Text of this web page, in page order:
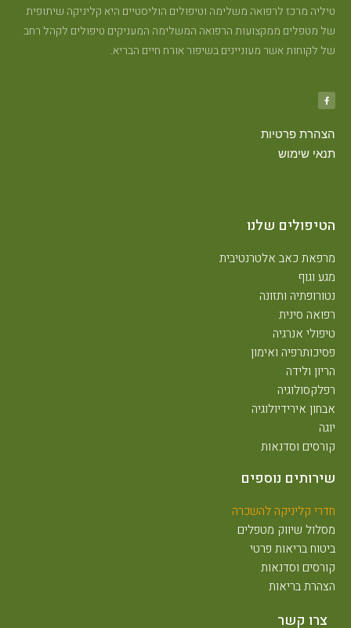
טיליה מרכז לרפואה משלימה וטיפולים הוליסטיים היא קליניקה שיתופית
של מטפלים ממקצועות הרפואה המשלימה המעניקים טיפולים לקהל רחב
של לקוחות אשר מעוניינים בשיפור אורח חיים הבריא.
הצהרת פרטיות
תנאי שימוש
הטיפולים שלנו
מרפאת כאב אלטרנטיבית
מגע וגוף
נטורופתיה ותזונה
רפואה סינית
טיפולי אנרגיה
פסיכותרפיה ואימון
הריון ולידה
רפלקסולוגיה
אבחון אירידיולוגיה
יוגה
קורסים וסדנאות
שירותים נוספים
חדרי קליניקה להשכרה
מסלול שיווק מטפלים
ביטוח בריאות פרטי
קורסים וסדנאות
הצהרת בריאות
צרו קשר